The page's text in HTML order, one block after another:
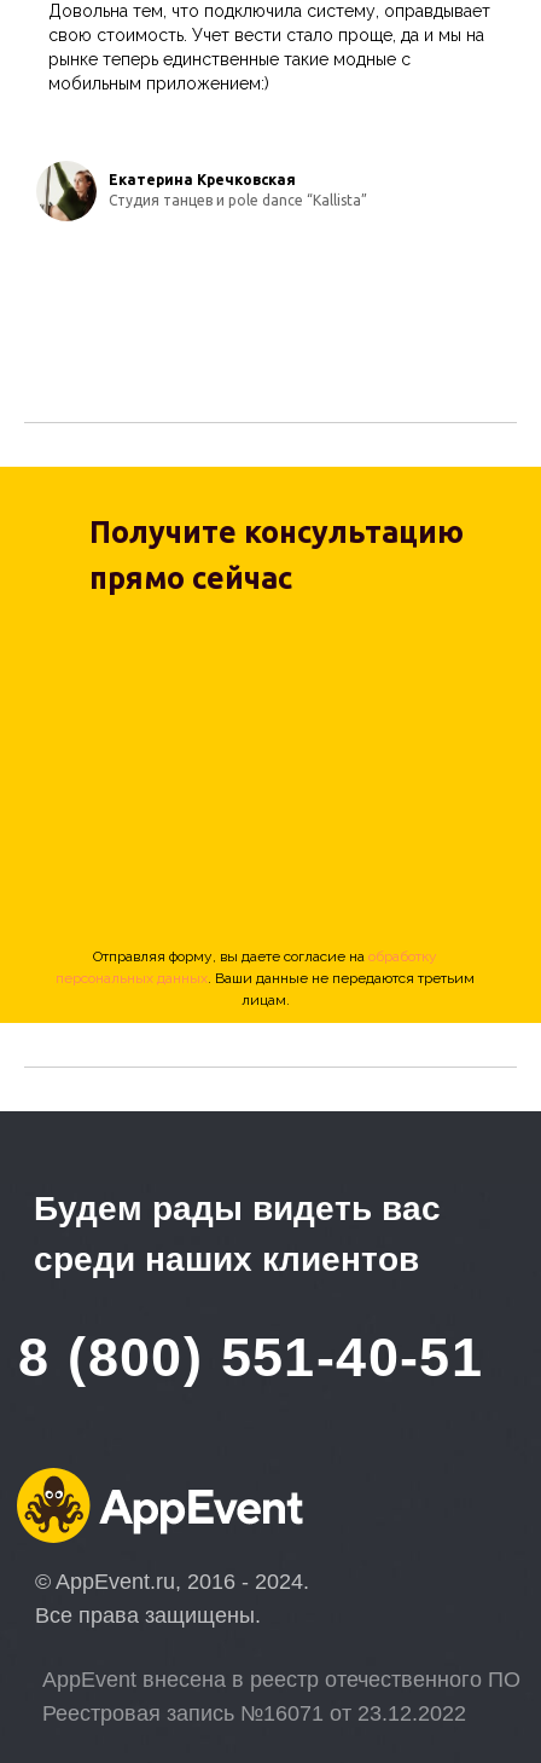
Довольна тем, что подключила систему, оправдывает
свою стоимость. Учет вести стало проще, да и мы на
рынке теперь единственные такие модные с
мобильным приложением:)
Екатерина Кречковская
Студия танцев и pole dance “Kallista”
Получите консультацию
прямо сейчас
Отправляя форму, вы даете согласие на обработку
персональных данных. Ваши данные не передаются третьим
лицам.